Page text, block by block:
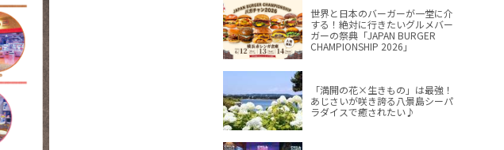
世界と日本のバーガーが一堂に介
する！絶対に行きたいグルメバー
ガーの祭典「JAPAN BURGER
CHAMPIONSHIP 2026」
「満開の花×生きもの」は最強！
あじさいが咲き誇る八景島シーパ
ラダイスで癒されたい♪